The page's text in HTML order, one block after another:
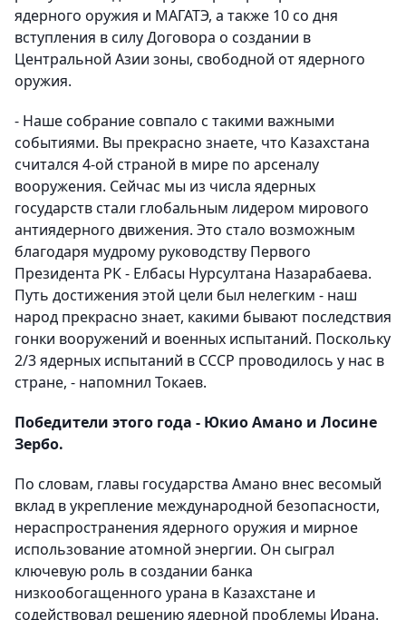
ядерного оружия и МАГАТЭ, а также 10 со дня
вступления в силу Договора о создании в
Центральной Азии зоны, свободной от ядерного
оружия.
- Наше собрание совпало с такими важными
событиями. Вы прекрасно знаете, что Казахстана
считался 4-ой страной в мире по арсеналу
вооружения. Сейчас мы из числа ядерных
государств стали глобальным лидером мирового
антиядерного движения. Это стало возможным
благодаря мудрому руководству Первого
Президента РК - Елбасы Нурсултана Назарабаева.
Путь достижения этой цели был нелегким - наш
народ прекрасно знает, какими бывают последствия
гонки вооружений и военных испытаний. Поскольку
2/3 ядерных испытаний в СССР проводилось у нас в
стране, - напомнил Токаев.
Победители этого года - Юкио Амано и Лосине
Зербо.
По словам, главы государства Амано внес весомый
вклад в укрепление международной безопасности,
нераспространения ядерного оружия и мирное
использование атомной энергии. Он сыграл
ключевую роль в создании банка
низкообогащенного урана в Казахстане и
содействовал решению ядерной проблемы Ирана.